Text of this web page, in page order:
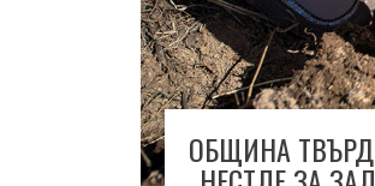
ОБЩИНА